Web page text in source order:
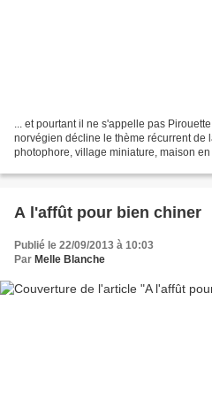
... et pourtant il ne s'appelle pas
norvégien décline le thème récurrent de
photophore, village miniature, maison en
A l'affût pour bien chiner
Publié le 22/09/2013 à 10:03
Par Melle Blanche